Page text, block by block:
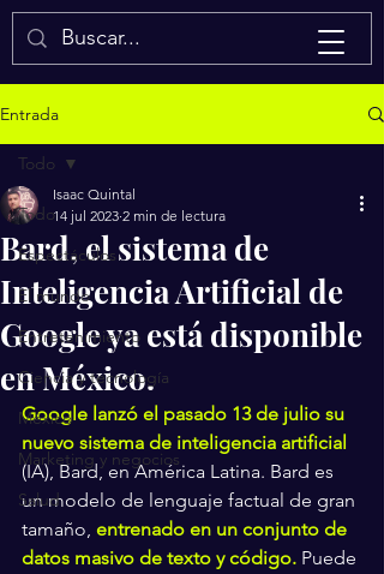
Isaac Quintal
Entrada
Todo
Espectáculos
El mundo
Entretenimiento
Ciencia y tecnología
México
Marketing y negocios
Salud
Todo
Bard, el sistema de
Inteligencia Artificial de
Google ya está disponible
en México.
Isaac Quintal
14 jul 2023 2 min de lectura
Google lanzó el pasado 13 de julio su
nuevo sistema de inteligencia artificial
(IA), Bard, en América Latina. Bard es
un modelo de lenguaje factual de gran
tamaño, entrenado en un conjunto de
datos masivo de texto y código. Puede